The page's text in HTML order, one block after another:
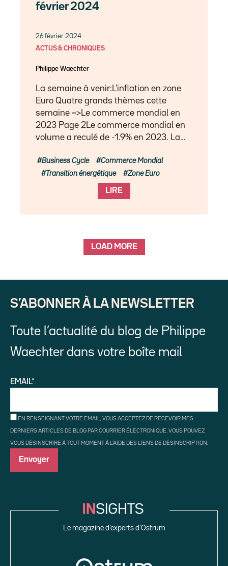
février 2024
26 février 2024
ACTUS & CHRONIQUES
Philippe Waechter
La semaine à venir:L’inflation en zone
Euro Quatre grands thèmes cette
semaine =>Le commerce mondial en
2023 Page 2Le commerce mondial en
volume a reculé de -1.9% en 2023. La…
LIRE
Business Cycle
Commerce Mondial
Transition énergétique
Zone Euro
LOAD MORE
S’ABONNER À LA NEWSLETTER
Toute l’actualité du blog de Philippe
Waechter dans votre boîte mail
EMAIL*
EN RENSEIGNANT VOTRE EMAIL, VOUS ACCEPTEZ DE RECEVOIR MES
DERNIERS ARTICLES DE BLOG PAR COURRIER ÉLECTRONIQUE. VOUS POUVEZ
VOUS DÉSINSCRIRE À TOUT MOMENT À L'AIDE DES LIENS DE DÉSINSCRIPTION.
Le magazine d’experts d’Ostrum